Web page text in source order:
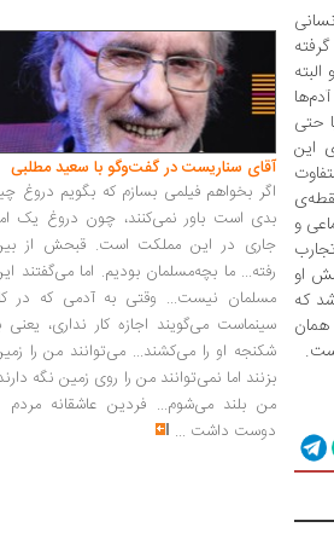
حتی
این
و
او
که
آقای سناریست در گفت‌وگو با سعید مطلبی
اگر بخواهم فیلمی بسازم که بگویم دروغ
بدی است باور نمی‌کنند، چون دروغ یک
جاری در این مملکت است. قبحش از
رفته... ما بچه‌مسلمان بودیم. اما می‌گفتند
مسلمان نیست... وقتی به آدمی که در
سینماست می‌گویند اجازه کار نداری، یعنی
شکنجه او را می‌کشند... می‌توانند من را
بزنند اما نمی‌توانند من را روی زمین نگه
من بلند می‌شوم... فردین عاشقانه مردم
دوست داشت ...